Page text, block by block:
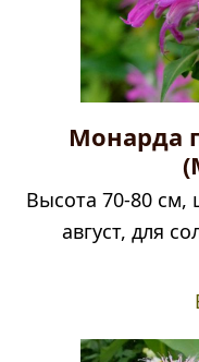
Монарда
Высота 70-80 см,
август, для